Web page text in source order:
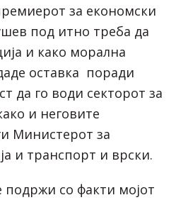
за економски
под итно треба да
и како морална
оставка поради
да го води секторот за
и неговите
Министерот за
и транспорт и врски.
подржи со факти мојот